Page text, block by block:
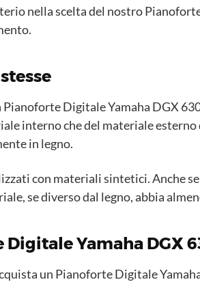
nella scelta del nostro
Digitale Yamaha DGX
interno che del materiale esterno
in legno.
con materiali sintetici. Anche
se diverso dal legno, abbia
Yamaha DGX
un Pianoforte Digitale